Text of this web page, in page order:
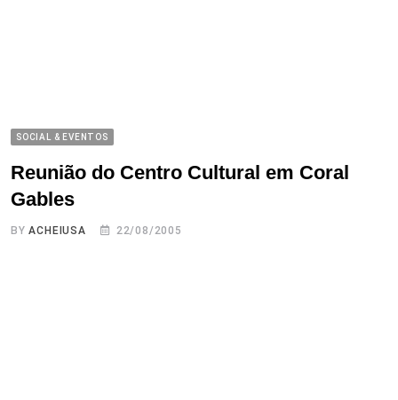
SOCIAL & EVENTOS
Reunião do Centro Cultural em Coral
Gables
BYACHEIUSA 22/08/2005